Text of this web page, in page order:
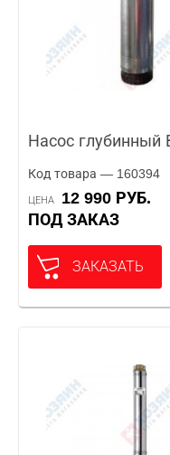
Насос глубинный
Код товара — 160394
ЦЕНА
12 990 РУБ.
ПОД ЗАКАЗ
ЗАКАЗАТЬ